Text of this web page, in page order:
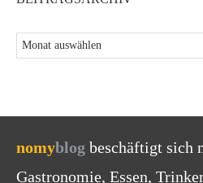
nomyblog beschäftigt sich
Gastronomie, Essen,